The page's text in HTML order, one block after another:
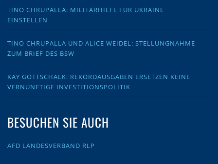
TINO CHRUPALLA: MILITÄRHILFE FÜR UKRAINE
EINSTELLEN
TINO CHRUPALLA UND ALICE WEIDEL: STELLUNGNAHME
ZUM BRIEF DES BSW
KAY GOTTSCHALK: REKORDAUSGABEN ERSETZEN KEINE
VERNÜNFTIGE INVESTITIONSPOLITIK
BESUCHEN SIE AUCH
AFD LANDESVERBAND RLP